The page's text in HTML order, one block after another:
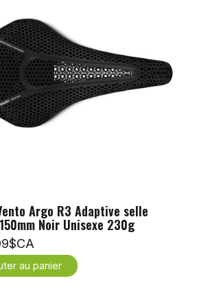
Argo R3 Adaptive selle
Noir Unisexe 230g
au panier